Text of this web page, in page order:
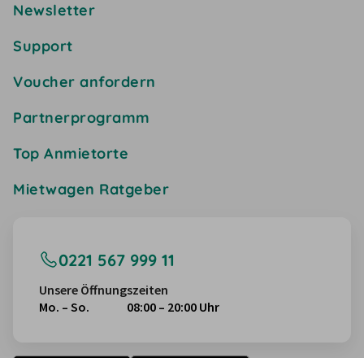
Newsletter
Support
Voucher anfordern
Partnerprogramm
Top Anmietorte
Mietwagen Ratgeber
0221 567 999 11
Unsere Öffnungszeiten
Mo. – So.
08:00 – 20:00 Uhr